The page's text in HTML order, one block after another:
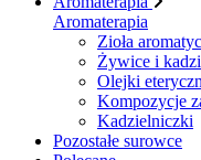
Aromaterapia
Zioła
Żywice i
Olejki
Kompozycje
Kadzielniczki
Pozostałe surowce